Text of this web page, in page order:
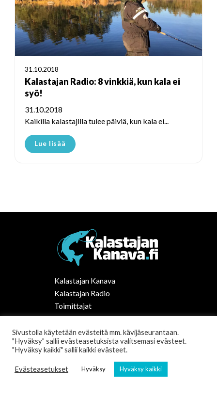
31.10.2018
Kalastajan Radio: 8 vinkkiä, kun kala ei
syö!
31.10.2018
Kaikilla kalastajilla tulee päiviä, kun kala ei...
Lue lisää
Kalastajan Kanava
Kalastajan Radio
Toimittajat
Kalaruoka
Vapaa-ajan kalastus Suomessa
Tilaa uutiskirje
Sivustolla käytetään evästeitä mm. kävijäseurantaan.
"Hyväksy” sallii evästeasetuksista valitsemasi evästeet.
"Hyväksy kaikki" sallii kaikki evästeet.
Evästeasetukset Hyväksy Hyväksy kaikki